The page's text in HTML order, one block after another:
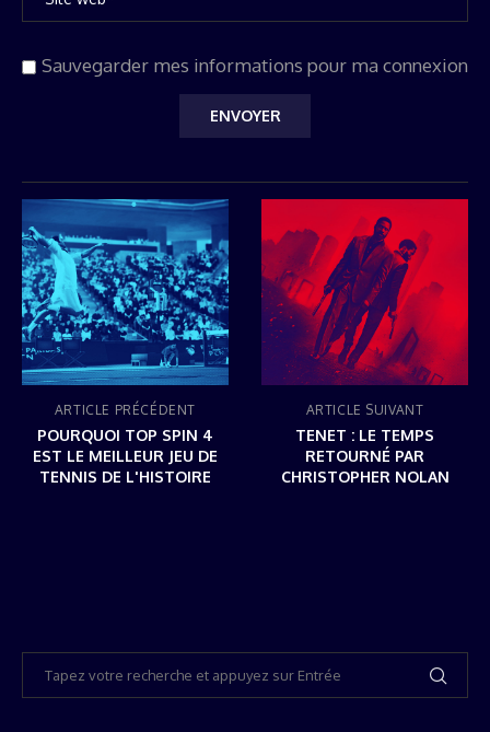
Sauvegarder mes informations pour ma connexion
ARTICLE PRÉCÉDENT
POURQUOI TOP SPIN 4
EST LE MEILLEUR JEU DE
TENNIS DE L'HISTOIRE
ARTICLE SUIVANT
TENET : LE TEMPS
RETOURNÉ PAR
CHRISTOPHER NOLAN